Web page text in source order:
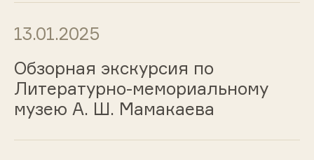
13.01.2025
Обзорная экскурсия по
Литературно-мемориальному
музею А. Ш. Мамакаева